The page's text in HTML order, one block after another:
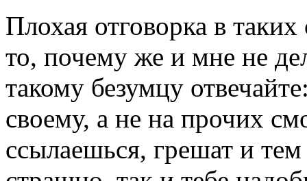
Плохая отговорка в
то, почему же и мне не
такому безумцу
своему, а не на прочих
ссылаешься, грешат и